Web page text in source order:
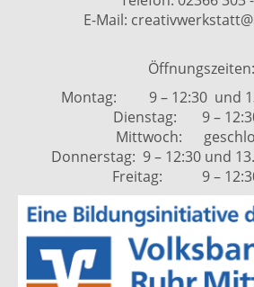
E-Mail:
Öffnungszeiten:
Montag: 9 – 12:30 und
Dienstag: 9 –
Mittwoch:
Donnerstag: 9 – 12:30 und
Freitag: 9 –